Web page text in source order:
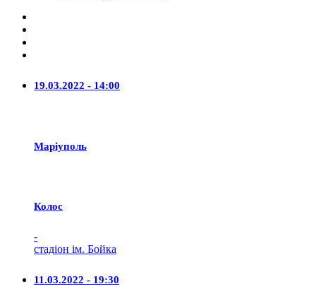
19.03.2022 - 14:00
Маріуполь
Колос
-
стадіон ім. Бойка
11.03.2022 - 19:30